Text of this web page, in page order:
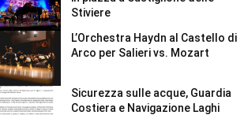
Stiviere
L’Orchestra Haydn al Castello di
Arco per Salieri vs. Mozart
Sicurezza sulle acque, Guardia
Costiera e Navigazione Laghi